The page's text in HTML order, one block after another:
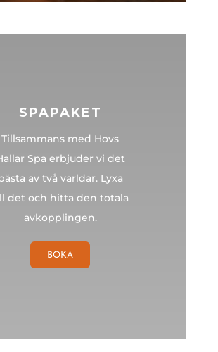
SPAPAKET
Tillsammans med Hovs
Spa erbjuder vi det
av två världar. Lyxa
det och hitta den totala
avkopplingen.
BOKA